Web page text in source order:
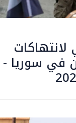
لانتهاكات
في سوريا -